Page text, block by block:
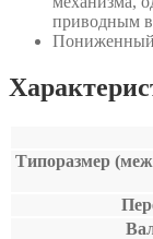
приводным
Пониженный
Типоразмер